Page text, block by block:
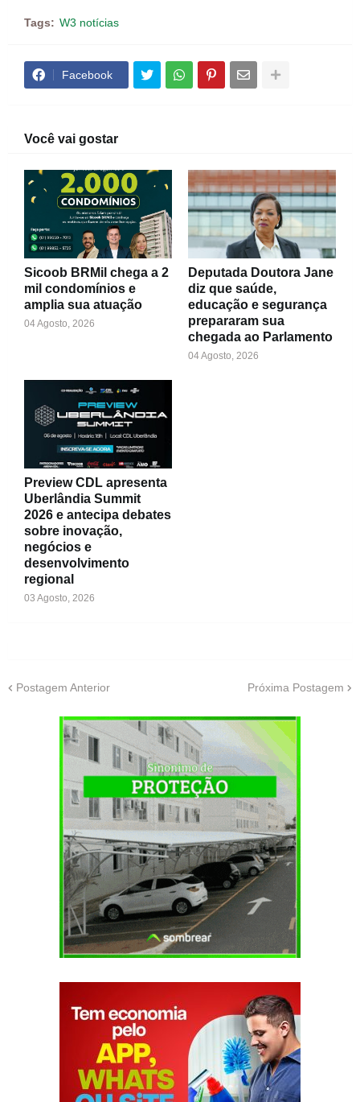
Tags: W3 notícias
Facebook
Você vai gostar
Sicoob BRMil chega a 2
mil condomínios e
amplia sua atuação
04 Agosto, 2026
Deputada Doutora Jane
diz que saúde,
educação e segurança
prepararam sua
chegada ao Parlamento
04 Agosto, 2026
Preview CDL apresenta
Uberlândia Summit
2026 e antecipa debates
sobre inovação,
negócios e
desenvolvimento
regional
03 Agosto, 2026
Postagem Anterior Próxima Postagem